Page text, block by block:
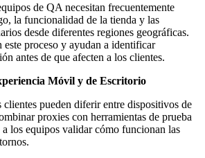
de QA necesitan frecuentemente
la funcionalidad de la tienda y las
desde diferentes regiones geográficas.
proceso y ayudan a identificar
antes de que afecten a los clientes.
Móvil y de Escritorio
clientes pueden diferir entre dispositivos de
proxies con herramientas de prueba
los equipos validar cómo funcionan las